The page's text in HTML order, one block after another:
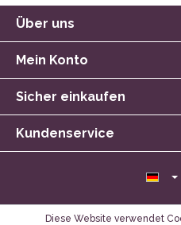
Über uns
Mein Konto
Sicher einkaufen
Kundenservice
Diese Website verwendet